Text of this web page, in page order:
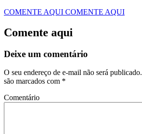
COMENTE AQUI COMENTE AQUI
Comente aqui
Deixe um comentário
O seu endereço de e-mail não será publicado.
são marcados com *
Comentário